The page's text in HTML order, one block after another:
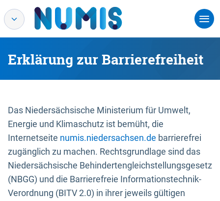
Erklärung zur Barrierefreiheit
Das Niedersächsische Ministerium für Umwelt,
Energie und Klimaschutz ist bemüht, die
Internetseite numis.niedersachsen.de barrierefrei
zugänglich zu machen. Rechtsgrundlage sind das
Niedersächsische Behindertengleichstellungsgesetz
(NBGG) und die Barrierefreie Informationstechnik-
Verordnung (BITV 2.0) in ihrer jeweils gültigen